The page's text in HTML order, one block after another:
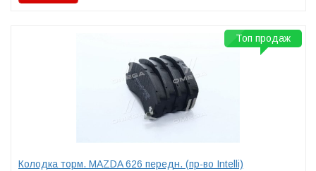
Колодка торм. MAZDA 626 передн. (пр-во Intelli)
Топ продаж